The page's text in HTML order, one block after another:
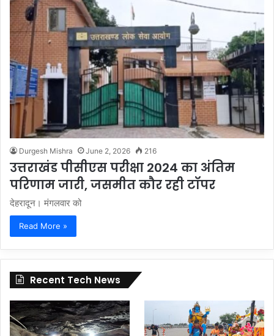
Durgesh Mishra June 2, 2026 216
उत्तराखंड पीसीएस परीक्षा 2024 का अंतिम
परिणाम जारी, जसमीत कौर रही टॉपर
देहरादून। मंगलवार को
Read More »
Recent Tech News